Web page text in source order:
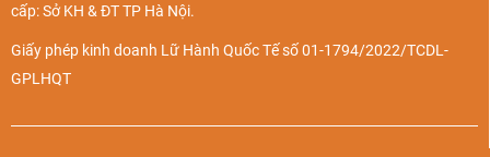
cấp: Sở KH & ĐT TP Hà Nội.
Giấy phép kinh doanh Lữ Hành Quốc Tế số 01-1794/2022/TCDL-
GPLHQT